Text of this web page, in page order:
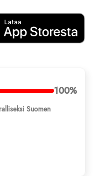
100%
Suomen